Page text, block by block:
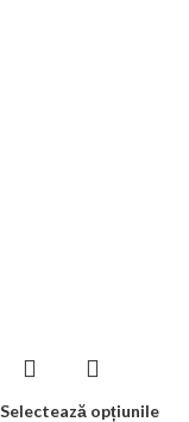
Selectează opțiunile